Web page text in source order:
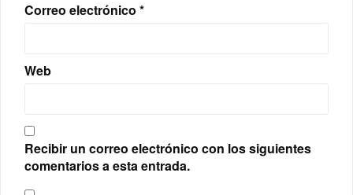
Correo electrónico *
Web
Recibir un correo electrónico con los siguientes
comentarios a esta entrada.